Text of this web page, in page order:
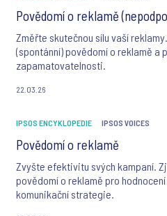
Povědomí o reklamě
Změřte skutečnou sílu vaší
(spontánní) povědomí o reklamě a
zapamatovatelnosti.
22.03.26
IPSOS ENCYKLOPEDIE IPSOS VOICES
Povědomí o reklamě
Zvyšte efektivitu svých kampaní.
povědomí o reklamě pro
komunikační strategie.